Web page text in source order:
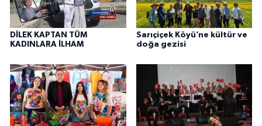
DİLEK KAPTAN TÜM
KADINLARA İLHAM
Sarıçiçek Köyü’ne kültür ve
doğa gezisi